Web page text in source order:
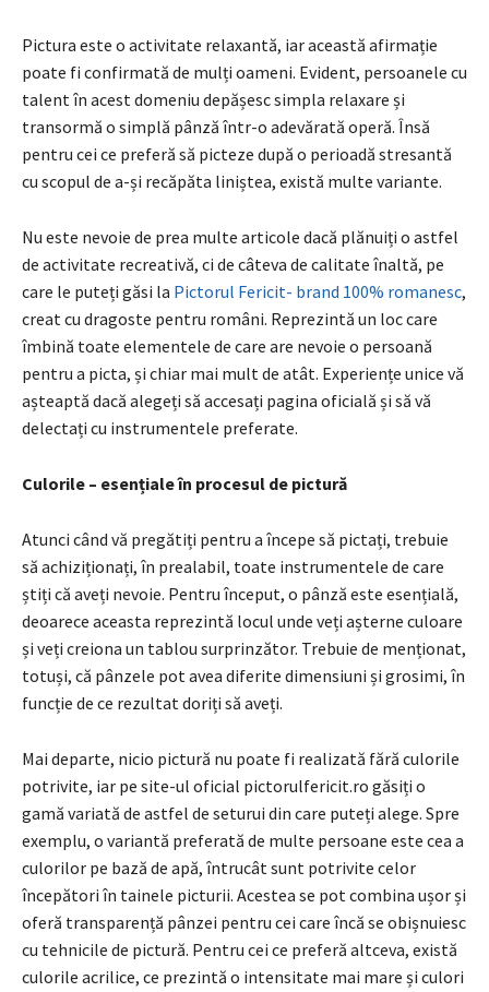
Pictura este o activitate relaxantă, iar această afirmație
poate fi confirmată de mulți oameni. Evident, persoanele cu
talent în acest domeniu depășesc simpla relaxare și
transormă o simplă pânză într-o adevărată operă. Însă
pentru cei ce preferă să picteze după o perioadă stresantă
cu scopul de a-și recăpăta liniștea, există multe variante.
Nu este nevoie de prea multe articole dacă plănuiți o astfel
de activitate recreativă, ci de câteva de calitate înaltă, pe
care le puteți găsi la Pictorul Fericit- brand 100% romanesc,
creat cu dragoste pentru români. Reprezintă un loc care
îmbină toate elementele de care are nevoie o persoană
pentru a picta, și chiar mai mult de atât. Experiențe unice vă
așteaptă dacă alegeți să accesați pagina oficială și să vă
delectați cu instrumentele preferate.
Culorile – esențiale în procesul de pictură
Atunci când vă pregătiți pentru a începe să pictați, trebuie
să achiziționați, în prealabil, toate instrumentele de care
știți că aveți nevoie. Pentru început, o pânză este esențială,
deoarece aceasta reprezintă locul unde veți așterne culoare
și veți creiona un tablou surprinzător. Trebuie de menționat,
totuși, că pânzele pot avea diferite dimensiuni și grosimi, în
funcție de ce rezultat doriți să aveți.
Mai departe, nicio pictură nu poate fi realizată fără culorile
potrivite, iar pe site-ul oficial pictorulfericit.ro găsiți o
gamă variată de astfel de seturui din care puteți alege. Spre
exemplu, o variantă preferată de multe persoane este cea a
culorilor pe bază de apă, întrucât sunt potrivite celor
începători în tainele picturii. Acestea se pot combina ușor și
oferă transparență pânzei pentru cei care încă se obișnuiesc
cu tehnicile de pictură. Pentru cei ce preferă altceva, există
culorile acrilice, ce prezintă o intensitate mai mare și culori